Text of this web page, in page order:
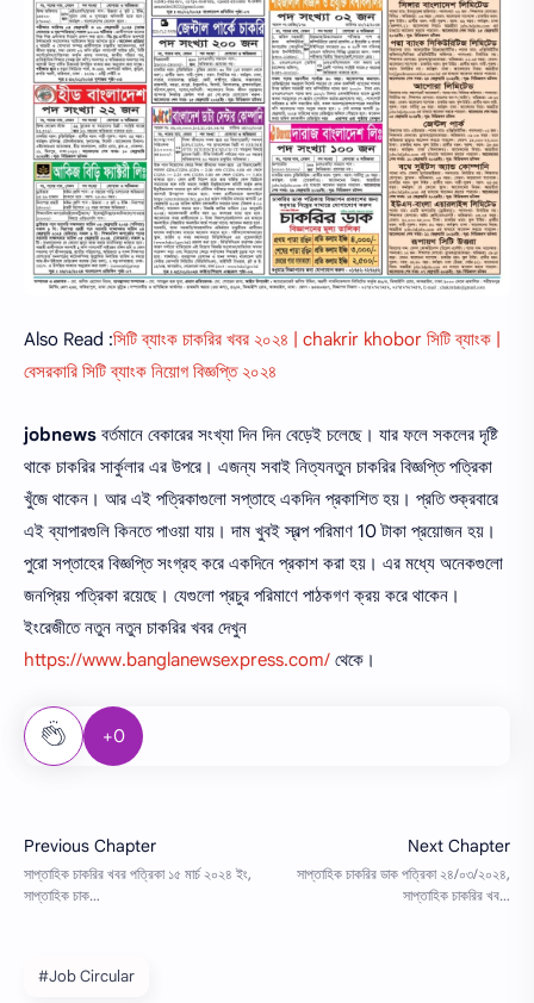
Also Read :সিটি ব্যাংক চাকরির খবর ২০২৪ | chakrir khobor সিটি ব্যাংক |
বেসরকারি সিটি ব্যাংক নিয়োগ বিজ্ঞপ্তি ২০২৪
jobnews বর্তমানে বেকারের সংখ্যা দিন দিন বেড়েই চলেছে। যার ফলে সকলের দৃষ্টি
থাকে চাকরির সার্কুলার এর উপরে। এজন্য সবাই নিত্যনতুন চাকরির বিজ্ঞপ্তি পত্রিকা
খুঁজে থাকেন। আর এই পত্রিকাগুলো সপ্তাহে একদিন প্রকাশিত হয়। প্রতি শুক্রবারে
এই ব্যাপারগুলি কিনতে পাওয়া যায়। দাম খুবই স্বল্প পরিমাণ 10 টাকা প্রয়োজন হয়।
পুরো সপ্তাহের বিজ্ঞপ্তি সংগ্রহ করে একদিনে প্রকাশ করা হয়। এর মধ্যে অনেকগুলো
জনপ্রিয় পত্রিকা রয়েছে। যেগুলো প্রচুর পরিমাণে পাঠকগণ ক্রয় করে থাকেন।
ইংরেজীতে নতুন নতুন চাকরির খবর দেখুন
https://www.banglanewsexpress.com/ থেকে।
+0
#Job Circular